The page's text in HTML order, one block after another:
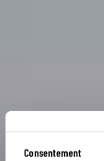
Consentement